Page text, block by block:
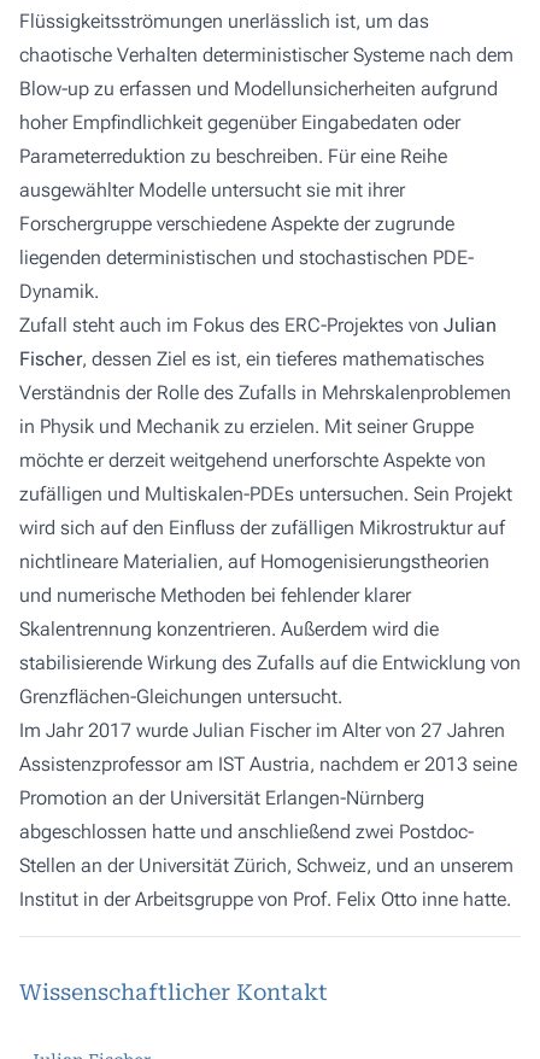
Flüssigkeitsströmungen unerlässlich ist, um das
chaotische Verhalten deterministischer Systeme nach dem
Blow-up zu erfassen und Modellunsicherheiten aufgrund
hoher Empfindlichkeit gegenüber Eingabedaten oder
Parameterreduktion zu beschreiben. Für eine Reihe
ausgewählter Modelle untersucht sie mit ihrer
Forschergruppe verschiedene Aspekte der zugrunde
liegenden deterministischen und stochastischen PDE-
Dynamik.
Zufall steht auch im Fokus des ERC-Projektes von Julian
Fischer, dessen Ziel es ist, ein tieferes mathematisches
Verständnis der Rolle des Zufalls in Mehrskalenproblemen
in Physik und Mechanik zu erzielen. Mit seiner Gruppe
möchte er derzeit weitgehend unerforschte Aspekte von
zufälligen und Multiskalen-PDEs untersuchen. Sein Projekt
wird sich auf den Einfluss der zufälligen Mikrostruktur auf
nichtlineare Materialien, auf Homogenisierungstheorien
und numerische Methoden bei fehlender klarer
Skalentrennung konzentrieren. Außerdem wird die
stabilisierende Wirkung des Zufalls auf die Entwicklung von
Grenzflächen-Gleichungen untersucht.
Im Jahr 2017 wurde Julian Fischer im Alter von 27 Jahren
Assistenzprofessor am IST Austria, nachdem er 2013 seine
Promotion an der Universität Erlangen-Nürnberg
abgeschlossen hatte und anschließend zwei Postdoc-
Stellen an der Universität Zürich, Schweiz, und an unserem
Institut in der Arbeitsgruppe von Prof. Felix Otto inne hatte.
Wissenschaftlicher Kontakt